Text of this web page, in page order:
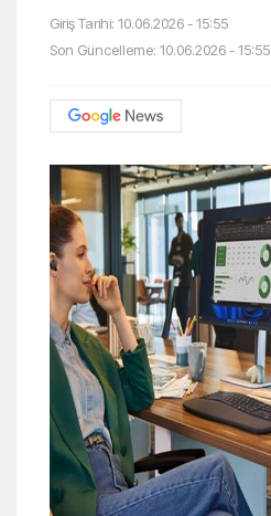
Giriş Tarihi: 10.06.2026 - 15:55
Son Güncelleme: 10.06.2026 - 15:55